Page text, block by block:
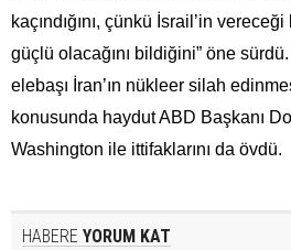
kaçındığını, çünkü İsrail’in vereceği
güçlü olacağını bildiğini” öne
elebaşı İran’ın nükleer silah
konusunda haydut ABD Başkanı
Washington ile ittifaklarını da övdü.
HABERE YORUM KAT